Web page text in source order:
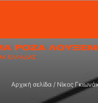
Αρχική σελίδα / Νίκος